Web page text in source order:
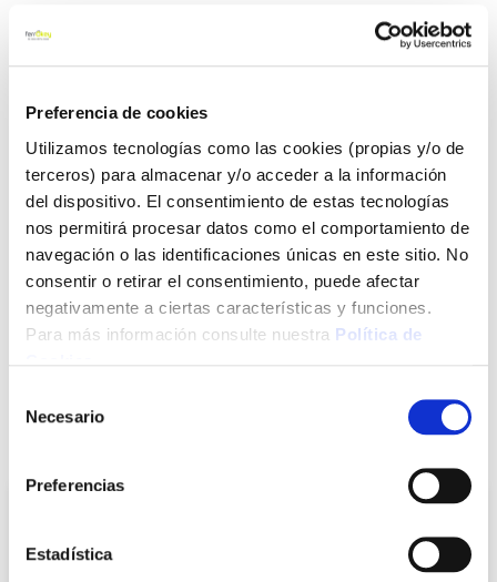
Preferencia de cookies
Utilizamos tecnologías como las cookies (propias y/o de
terceros) para almacenar y/o acceder a la información
del dispositivo. El consentimiento de estas tecnologías
nos permitirá procesar datos como el comportamiento de
navegación o las identificaciones únicas en este sitio. No
consentir o retirar el consentimiento, puede afectar
negativamente a ciertas características y funciones.
Para más información consulte nuestra Política de
Necesario
Preferencias
Estadística
37,10 €
Click&Collect - Recogida gratis
en nuestras tiendas
Envío a domicilio:
5 días hábiles
+ INFO